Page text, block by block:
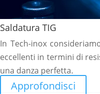
Saldatura TIG
In Tech-inox
eccellenti in termini di
una danza perfetta.
Approfondisci